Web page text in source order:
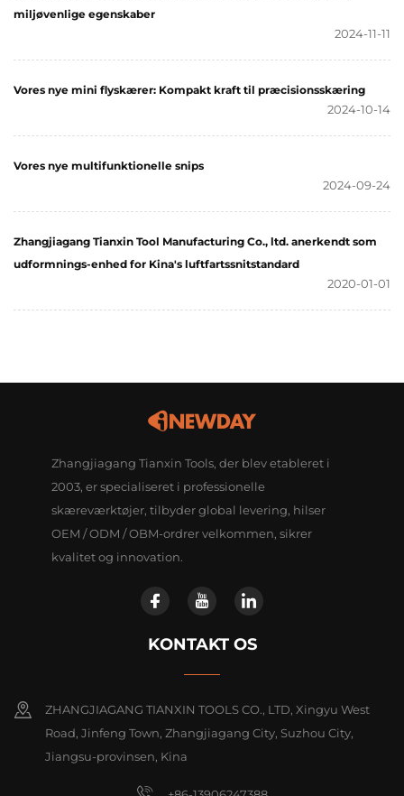
miljøvenlige egenskaber
2024-11-11
Vores nye mini flyskærer: Kompakt kraft til præcisionsskæring
2024-10-14
Vores nye multifunktionelle snips
2024-09-24
Zhangjiagang Tianxin Tool Manufacturing Co., ltd. anerkendt som
udformnings-enhed for Kina's luftfartssnitstandard
2020-01-01
Zhangjiagang Tianxin Tools, der blev etableret i
2003, er specialiseret i professionelle
skæreværktøjer, tilbyder global levering, hilser
OEM / ODM / OBM-ordrer velkommen, sikrer
kvalitet og innovation.
KONTAKT OS
ZHANGJIAGANG TIANXIN TOOLS CO., LTD, Xingyu West
Road, Jinfeng Town, Zhangjiagang City, Suzhou City,
Jiangsu-provinsen, Kina